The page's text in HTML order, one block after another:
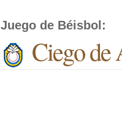
Juego de Béisbol :
Ciego de